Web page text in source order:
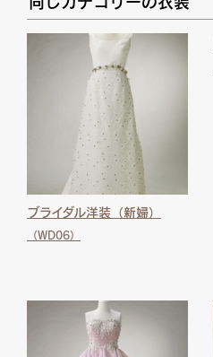
ブライダル洋装（新婦）
（WD06）